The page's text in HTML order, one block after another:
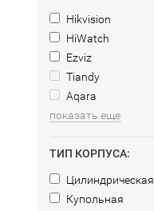
Hikvision
HiWatch
Ezviz
Tiandy
Aqara
показать еще
ТИП КОРПУСА:
Цилиндрическая
Купольная